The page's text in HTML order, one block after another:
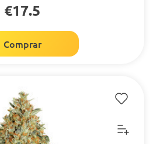
€17.5
Comprar